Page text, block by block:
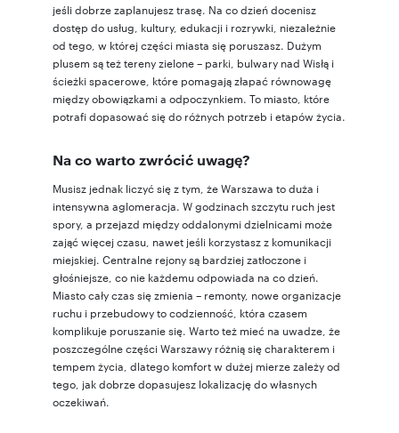
jeśli dobrze zaplanujesz trasę. Na co dzień docenisz
dostęp do usług, kultury, edukacji i rozrywki, niezależnie
od tego, w której części miasta się poruszasz. Dużym
plusem są też tereny zielone – parki, bulwary nad Wisłą i
ścieżki spacerowe, które pomagają złapać równowagę
między obowiązkami a odpoczynkiem. To miasto, które
potrafi dopasować się do różnych potrzeb i etapów życia.
Na co warto zwrócić uwagę?
Musisz jednak liczyć się z tym, że Warszawa to duża i
intensywna aglomeracja. W godzinach szczytu ruch jest
spory, a przejazd między oddalonymi dzielnicami może
zająć więcej czasu, nawet jeśli korzystasz z komunikacji
miejskiej. Centralne rejony są bardziej zatłoczone i
głośniejsze, co nie każdemu odpowiada na co dzień.
Miasto cały czas się zmienia – remonty, nowe organizacje
ruchu i przebudowy to codzienność, która czasem
komplikuje poruszanie się. Warto też mieć na uwadze, że
poszczególne części Warszawy różnią się charakterem i
tempem życia, dlatego komfort w dużej mierze zależy od
tego, jak dobrze dopasujesz lokalizację do własnych
oczekiwań.